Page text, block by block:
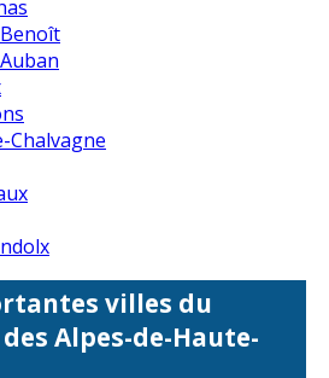
Chalvagne
villes du
Alpes-de-Haute-